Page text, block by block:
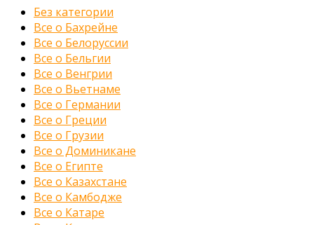
Без категории
Все о Бахрейне
Все о Белоруссии
Все о Бельгии
Все о Венгрии
Все о Вьетнаме
Все о Германии
Все о Греции
Все о Грузии
Все о Доминикане
Все о Египте
Все о Казахстане
Все о Камбодже
Все о Катаре